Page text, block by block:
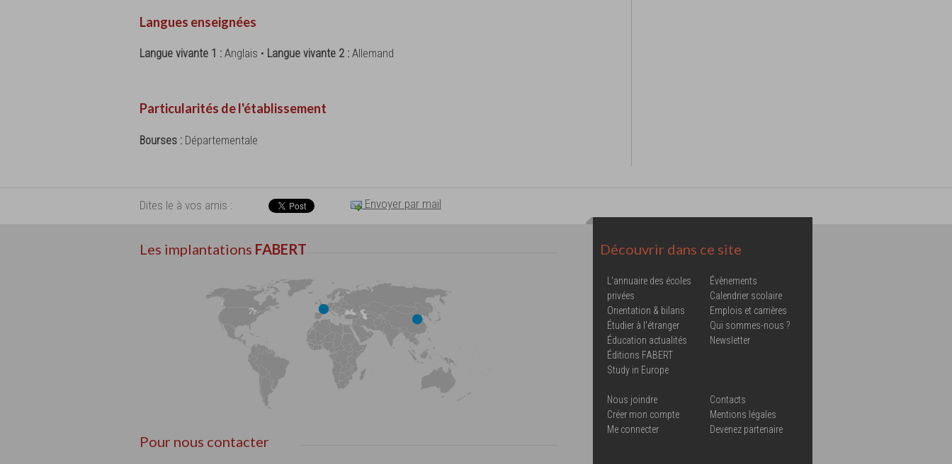
Langues enseignées
Langue vivante 1 : Anglais • Langue vivante 2 : Allemand
Particularités de l'établissement
Bourses : Départementale
Dites le à vos amis : Envoyer par mail
Les implantations FABERT
Pour nous contacter
Découvrir dans ce site
L'annuaire des écoles
privées
Orientation & bilans
Étudier à l'étranger
Éducation actualités
Éditions FABERT
Study in Europe
Évènements
Calendrier scolaire
Emplois et carrières
Qui sommes-nous ?
Newsletter
Nous joindre
Créer mon compte
Me connecter
Contacts
Mentions légales
Devenez partenaire